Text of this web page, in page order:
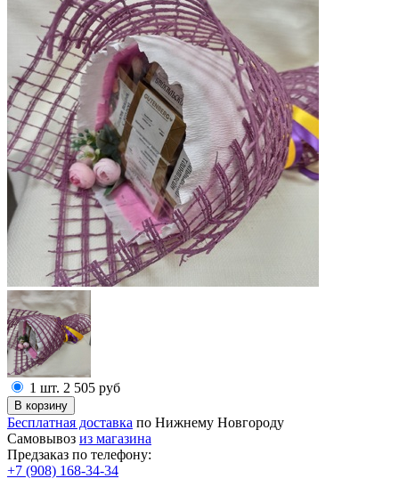
1 шт. 2 505 руб
Бесплатная доставка по Нижнему Новгороду
Самовывоз из магазина
Предзаказ по телефону:
+7 (908) 168-34-34